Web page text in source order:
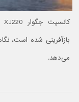
می‌دهد.